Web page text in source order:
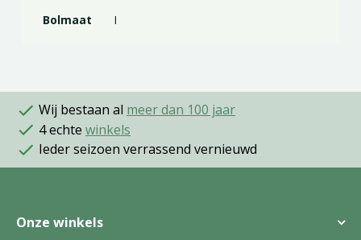
Bolmaat I
Wij bestaan al meer dan 100 jaar
4 echte winkels
Ieder seizoen verrassend vernieuwd
Onze winkels